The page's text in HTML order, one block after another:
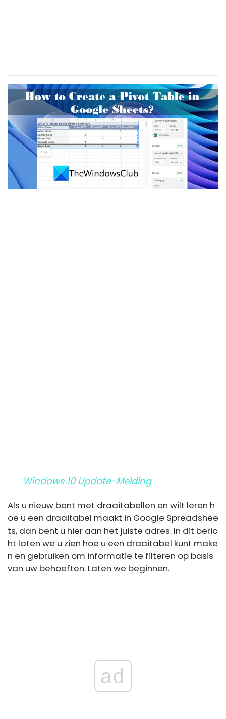
Windows 10 Update-Melding
Als u nieuw bent met draaitabellen en wilt leren h
oe u een draaitabel maakt in Google Spreadshee
ts, dan bent u hier aan het juiste adres. In dit beric
ht laten we u zien hoe u een draaitabel kunt make
n en gebruiken om informatie te filteren op basis
van uw behoeften. Laten we beginnen.
ad